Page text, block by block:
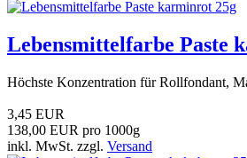
Lebensmittelfarbe Paste
Höchste Konzentration für Rollfondant,
3,45 EUR
138,00 EUR pro 1000g
inkl. MwSt. zzgl. Versand